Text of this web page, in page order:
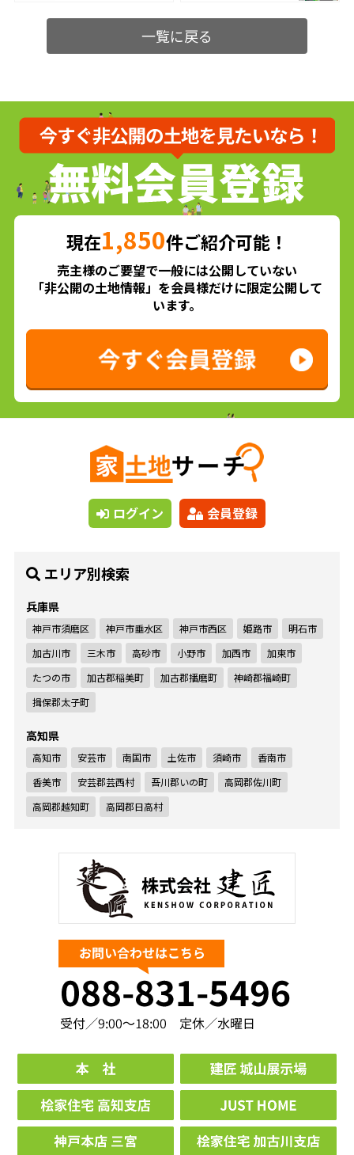
一覧に戻る
現在1,850件ご紹介可能！
売主様のご要望で一般には公開していない
「非公開の土地情報」を会員様だけに限定公開して
います。
ログイン 会員登録
エリア別検索
兵庫県
神戸市須磨区 神戸市垂水区 神戸市西区 姫路市
明石市
加古川市
三木市 高砂市 小野市 加西市
加東市
たつの市
加古郡稲美町 加古郡播磨町
神崎郡福崎町
揖保郡太子町
高知県
高知市 安芸市 南国市 土佐市 須崎市
香南市
香美市
安芸郡芸西村 吾川郡いの町
高岡郡佐川町
高岡郡越知町
高岡郡日高村